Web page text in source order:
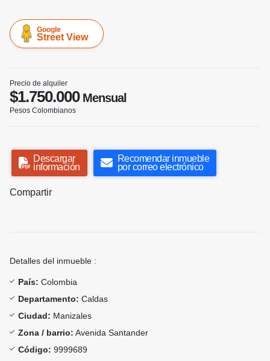
Google
Street View
Precio de alquiler
$1.750.000Mensual
Pesos Colombianos
Descargar
información
Recomendar inmueble
por correo electrónico
Compartir
Detalles del inmueble :
País: Colombia
Departamento: Caldas
Ciudad: Manizales
Zona / barrio: Avenida Santander
Código: 9999689